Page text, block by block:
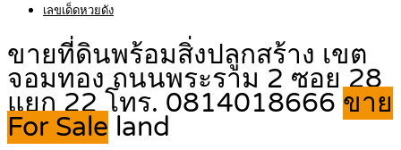
เลขเด็ดหวยดัง
ขายที่ดินพร้อมสิ่งปลูกสร้าง เขต
จอมทอง ถนนพระราม 2 ซอย 28
แยก 22 โทร. 0814018666 ขาย
For Sale land